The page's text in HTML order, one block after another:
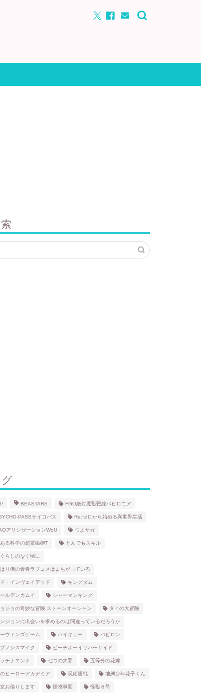
BEASTARS FGO絶対魔獣戦線バビロニア
PASSサイコパス Re:ゼロから始める異世界生活
アリシゼーションWoU つよサガ
ある科学の超電磁砲T とんでもスキル
らしのなく頃に
り俺の青春ラブコメはまちがっている
・インヴェイデッド キングダム
ルデンカムイ シャーマンキング
ジョの奇妙な冒険 ストーンオーシャン ダイの大冒険
ジョンに出会いを求めるのは間違っているだろうか
ウィンズゲーム ハイキュー バビロン
プノシスマイク ピーチボーイリバーサイド
チナエンド 七つの大罪 五等分の花嫁
ヒーローアカデミア 呪術廻戦 地縛少年花子くん
お借りします 怪物事変 怪獣８号